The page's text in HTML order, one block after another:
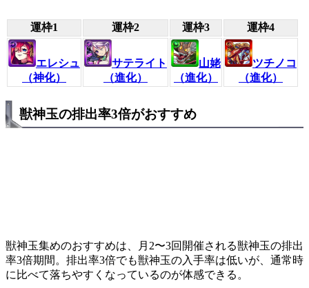
運枠1 運枠2 運枠3 運枠4
エレシュ
（神化）
サテライト
（進化）
山姥
（進化）
ツチノコ
（進化）
獣神玉の排出率3倍がおすすめ
獣神玉集めのおすすめは、月2〜3回開催される獣神玉の排出
率3倍期間。排出率3倍でも獣神玉の入手率は低いが、通常時
に比べて落ちやすくなっているのが体感できる。